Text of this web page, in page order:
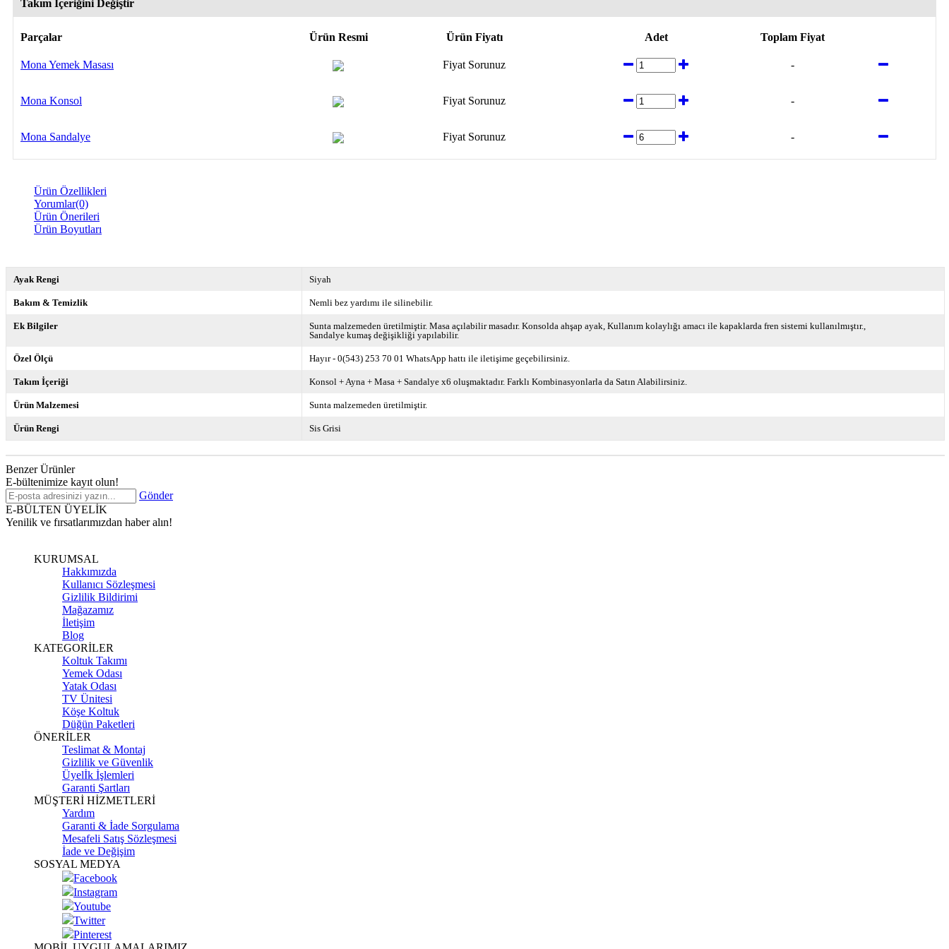
Takım İçeriğini Değiştir
Parçalar Ürün Resmi Ürün Fiyatı Adet Toplam Fiyat
Mona Yemek Masası Fiyat Sorunuz -
Mona Konsol Fiyat Sorunuz -
Mona Sandalye Fiyat Sorunuz -
Ürün Özellikleri
Yorumlar(0)
Ürün Önerileri
Ürün Boyutları
Ayak Rengi Siyah
Bakım & Temizlik Nemli bez yardımı ile silinebilir.
Ek Bilgiler Sunta malzemeden üretilmiştir. Masa açılabilir masadır. Konsolda ahşap ayak Kullanım kolaylığı amacı ile kapaklarda fren sistemi kullanılmıştır.
Sandalye kumaş değişikliği yapılabilir.
Özel Ölçü Hayır - 0(543) 253 70 01 WhatsApp hattı ile iletişime geçebilirsiniz.
Takım İçeriği Konsol + Ayna + Masa + Sandalye x6 oluşmaktadır. Farklı Kombinasyonlarla da Satın Alabilirsiniz.
Ürün Malzemesi Sunta malzemeden üretilmiştir.
Ürün Rengi Sis Grisi
Benzer Ürünler
E-bültenimize kayıt olun!
Gönder
E-BÜLTEN ÜYELİK
Yenilik ve fırsatlarımızdan haber alın!
KURUMSAL
Hakkımızda
Kullanıcı Sözleşmesi
Gizlilik Bildirimi
Mağazamız
İletişim
Blog
KATEGORİLER
Koltuk Takımı
Yemek Odası
Yatak Odası
TV Ünitesi
Köşe Koltuk
Düğün Paketleri
ÖNERİLER
Teslimat & Montaj
Gizlilik ve Güvenlik
Üyelİk İşlemleri
Garanti Şartları
MÜŞTERİ HİZMETLERİ
Yardım
Garanti & İade Sorgulama
Mesafeli Satış Sözleşmesi
İade ve Değişim
SOSYAL MEDYA
Facebook
Instagram
Youtube
Twitter
Pinterest